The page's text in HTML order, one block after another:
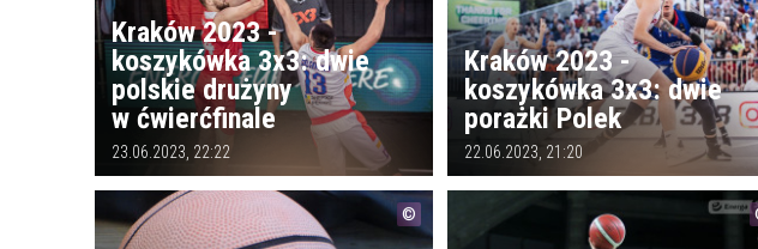
Kraków 2023 -
koszykówka 3x3: dwie
polskie drużyny
w ćwierćfinale
23.06.2023, 22:22
Kraków 2023 -
koszykówka 3x3: dwie
porażki Polek
22.06.2023, 21:20